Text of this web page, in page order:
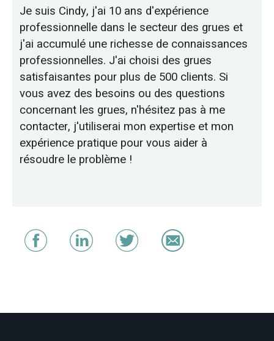
Je suis Cindy, j'ai 10 ans d'expérience
professionnelle dans le secteur des grues et
j'ai accumulé une richesse de connaissances
professionnelles. J'ai choisi des grues
satisfaisantes pour plus de 500 clients. Si
vous avez des besoins ou des questions
concernant les grues, n'hésitez pas à me
contacter, j'utiliserai mon expertise et mon
expérience pratique pour vous aider à
résoudre le problème !